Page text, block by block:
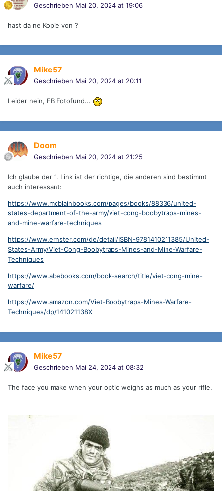
Geschrieben Mai 20, 2024 at 19:06
hast da ne Kopie von ?
Mike57
Geschrieben Mai 20, 2024 at 20:11
Leider nein, FB Fotofund...
Doom
Geschrieben Mai 20, 2024 at 21:25
Ich glaube der 1. Link ist der richtige, die anderen sind bestimmt
auch interessant:
https://www.mcblainbooks.com/pages/books/88336/united-
states-department-of-the-army/viet-cong-boobytraps-mines-
and-mine-warfare-techniques
https://www.ernster.com/de/detail/ISBN-9781410211385/United-
States-Army/Viet-Cong-Boobytraps-Mines-and-Mine-Warfare-
Techniques
https://www.abebooks.com/book-search/title/viet-cong-mine-
warfare/
https://www.amazon.com/Viet-Boobytraps-Mines-Warfare-
Techniques/dp/141021138X
Mike57
Geschrieben Mai 24, 2024 at 08:32
The face you make when your optic weighs as much as your rifle.